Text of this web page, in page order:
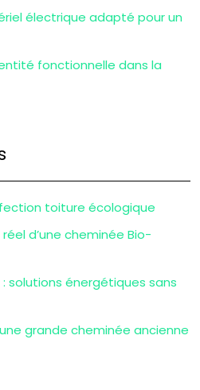
électrique adapté pour un
fonctionnelle dans la
toiture écologique
d’une cheminée Bio-
solutions énergétiques sans
grande cheminée ancienne